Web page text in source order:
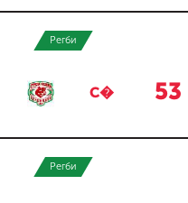
Регби
С� 53
Регби